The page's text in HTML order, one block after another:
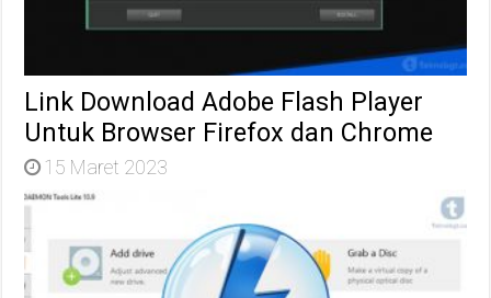
Link Download Adobe Flash Player
Untuk Browser Firefox dan Chrome
15 Maret 2023